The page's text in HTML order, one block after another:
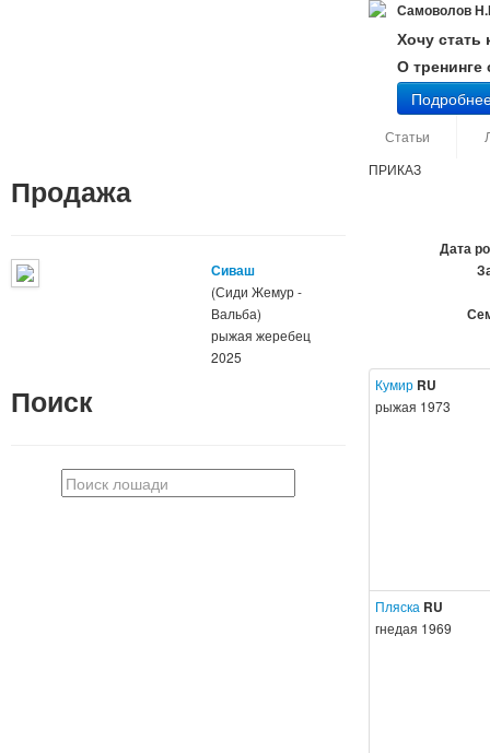
Самоволов
Хочу стать
О
Статьи
Продажа
Сиваш
(Сиди Жемур -
Вальба)
рыжая жеребец
2025
Поиск
ПРИКАЗ
Дата
Кумир RU
рыжая 1973
Пляска RU
гнедая 1969